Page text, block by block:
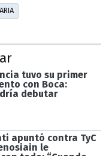
tuvo su primer
con Boca:
debutar
apuntó contra TyC
le